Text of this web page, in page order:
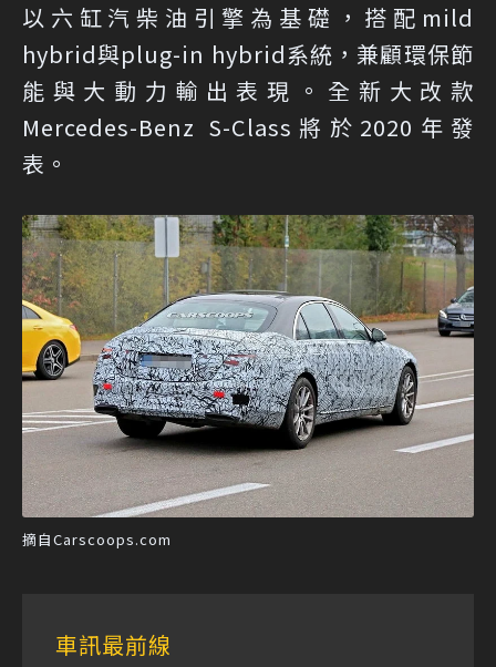
以六缸汽柴油引擎為基礎，搭配mild
hybrid與plug-in hybrid系統，兼顧環保節
能與大動力輸出表現。全新大改款
Mercedes-Benz S-Class將於2020年發
表。
摘自Carscoops.com
車訊最前線